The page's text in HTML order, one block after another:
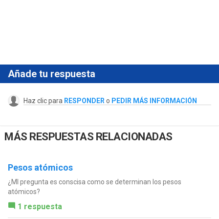
Añade tu respuesta
Haz clic para RESPONDER o PEDIR MÁS INFORMACIÓN
MÁS RESPUESTAS RELACIONADAS
Pesos atómicos
¿MI pregunta es conscisa como se determinan los pesos
atómicos?
1 respuesta